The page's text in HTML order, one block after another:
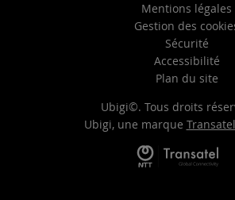
Mentions légales
Gestion des
Sécurité
Accessibilité
Plan du site
Ubigi©. Tous droits
Ubigi, une marque